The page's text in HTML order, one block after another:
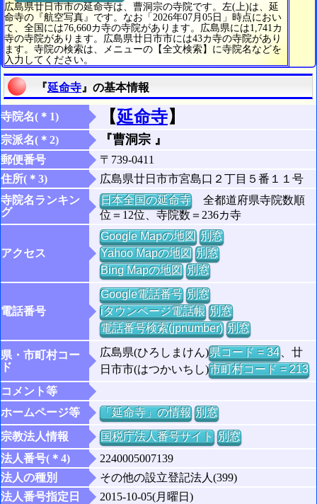
広島県廿日市市の延命寺は、曹洞宗の寺院です。左(上)は、延
命寺の『航空写真』です。なお「2026年07月05日」時点におい
て、全国には76,660カ寺の寺院があります。広島県には1,741カ
寺の寺院があります。広島県廿日市市には43カ寺の寺院があり
ます。寺院の検索は、メニューの【全文検索】に寺院名などを
入力してください。
『延命寺 』の基本情報
寺院名(＊1) 【延命寺】
宗派名(＊2) 『曹洞宗 』
郵便番号
〒739-0411
住所(＊3)
広島県廿日市市宮島口２丁目５番１１号
寺院名ランキン
グ
日本全国の延命寺全都道府県寺院数順
位＝12位、寺院数＝236カ寺
アクセス
Google Mapの地図 別窓
Yahoo Mapの地図 別窓
Bing Mapの地図 別窓
電話番号
Google電話番号 別窓
iタウンページ電話帳 別窓
電話番号検索(jpnumber) 別窓
県・市町村コー
ド
広島県(ひろしまけん)県コード = 34、廿
日市市(はつかいちし)市町村コード = 213
コメント等
ホームページ等
「延命寺」の情報 別窓
宗教法人情報
国税庁法人番号サイト 別窓
法人番号(＊4)
2240005007139
法人の種別
その他の設立登記法人(399)
法人番号指定日
2015-10-05(月曜日)